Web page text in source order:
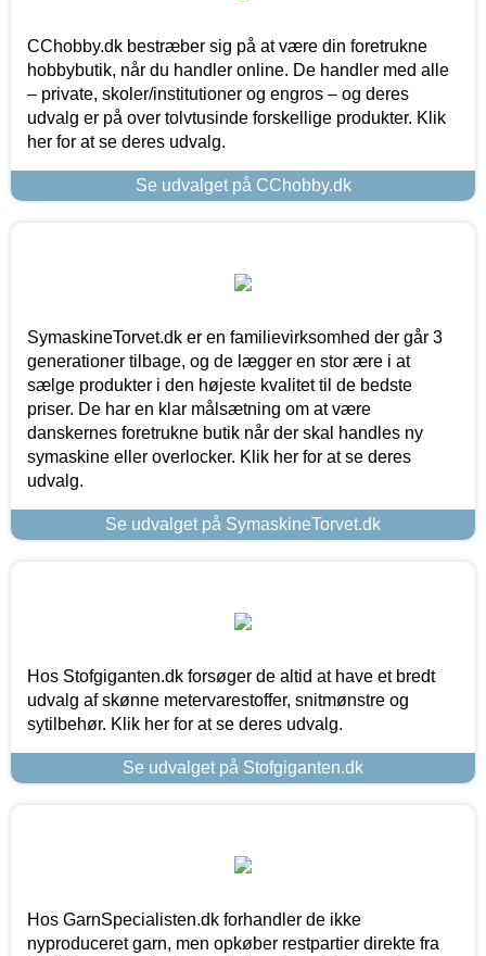
CChobby.dk bestræber sig på at være din foretrukne
hobbybutik, når du handler online. De handler med alle
– private, skoler/institutioner og engros – og deres
udvalg er på over tolvtusinde forskellige produkter. Klik
her for at se deres udvalg.
Se udvalget på CChobby.dk
SymaskineTorvet.dk er en familievirksomhed der går 3
generationer tilbage, og de lægger en stor ære i at
sælge produkter i den højeste kvalitet til de bedste
priser. De har en klar målsætning om at være
danskernes foretrukne butik når der skal handles ny
symaskine eller overlocker. Klik her for at se deres
udvalg.
Se udvalget på SymaskineTorvet.dk
Hos Stofgiganten.dk forsøger de altid at have et bredt
udvalg af skønne metervarestoffer, snitmønstre og
sytilbehør. Klik her for at se deres udvalg.
Se udvalget på Stofgiganten.dk
Hos GarnSpecialisten.dk forhandler de ikke
nyproduceret garn, men opkøber restpartier direkte fra